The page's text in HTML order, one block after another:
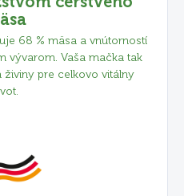
68 % mäsa a vnútorností
vývarom. Vaša mačka tak
živiny pre celkovo vitálny